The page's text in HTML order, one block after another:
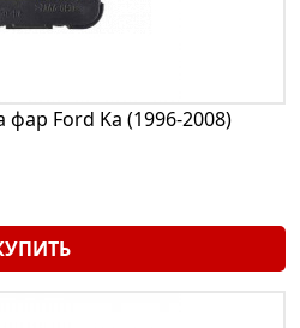
фар Ford Ka (1996-2008)